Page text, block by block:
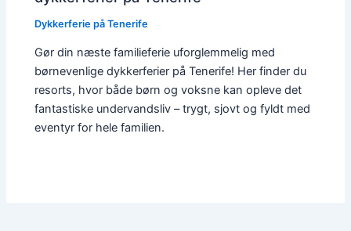
Dykkerferie på Tenerife
Gør din næste familieferie uforglemmelig med
børnevenlige dykkerferier på Tenerife! Her finder du
resorts, hvor både børn og voksne kan opleve det
fantastiske undervandsliv – trygt, sjovt og fyldt med
eventyr for hele familien.